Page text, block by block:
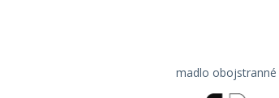
madlo obojstranné